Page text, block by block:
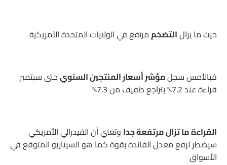
حيث ما يزالالتضخممرتفع في الولايات المتحدة الأمريكية
فبالأمس سجلمؤشر أسعار المنتجين السنويحتى سبتمبر
قراءة عند 7.2% بتراجع طفيف من 7.3%
القراءة ما تزال مرتفعة جدا وتعني أن الفيدرالي الأمريكي
سيضطر لرفع معدل الفائدة بقوة كما هو السيناريو المتوقع في
الأسواق